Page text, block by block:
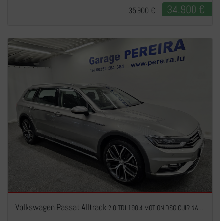
34.900 €
35.900 €
Volkswagen Passat Alltrack2.0 TDI 190 4 MOTION DSG CUIR NAVI 1 HAND